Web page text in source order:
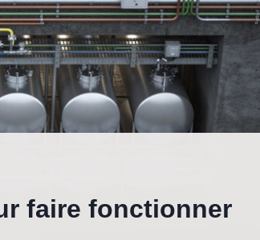
faire fonctionner